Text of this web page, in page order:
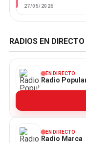
27/05/2026
RADIOS EN DIRECTO
EN DIRECTO
Radio
EN DIRECTO
Radio Marca